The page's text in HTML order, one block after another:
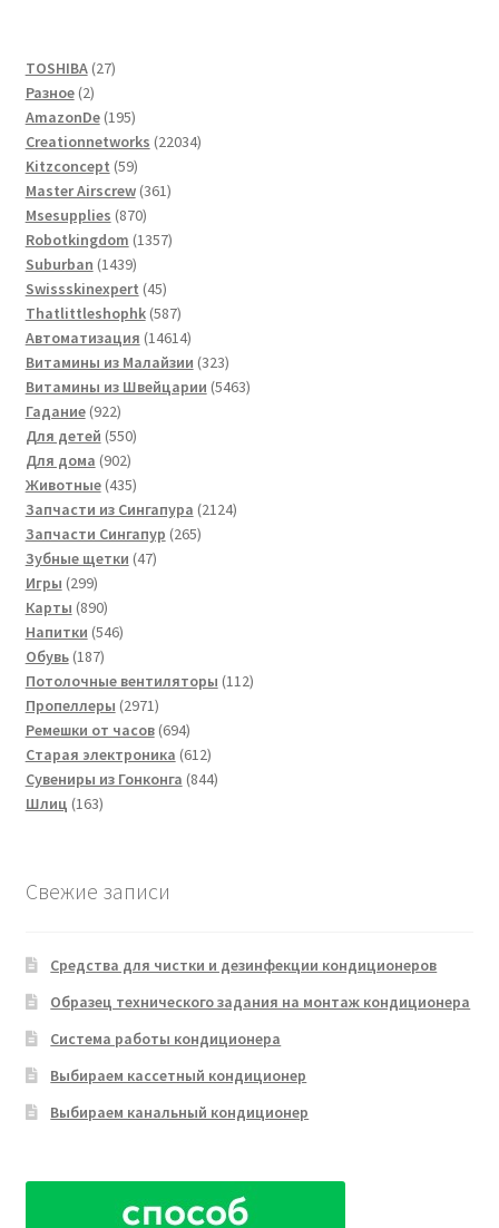
TOSHIBA 2727
Разное 22
товара
AmazonDe 195195
товаров
Creationnetworks 2203422034
Kitzconcept 5959
товаров
Master Airscrew 361361
Msesupplies 870870
товаров
Robotkingdom 13571357
Suburban 14391439
товаров
Swissskinexpert 4545
товаров
Thatlittleshophk 587587
товаров
Автоматизация 1461414614
товаров
Витамины из Малайзии 323323
товара
Витамины из Швейцарии 54635463
Гадание 922922
товара
Для детей 550550
Для дома 902902
товара
Животные 435435
товаров
Запчасти из Сингапура 21242124
Запчасти Сингапур 265265
Зубные щетки 4747
Игры 299299
товаров
Карты 890890
товаров
Напитки 546546
Обувь 187187
товаров
Потолочные вентиляторы 112112
Пропеллеры 29712971
товар
Ремешки от часов 694694
товара
Старая электроника 612612
товаров
Сувениры из Гонконга 844844
Шлиц 163163
Свежие записи
Средства для чистки и дезинфекции кондиционеров
Образец технического задания на монтаж кондиционера
Система работы кондиционера
Выбираем кассетный кондиционер
Выбираем канальный кондиционер